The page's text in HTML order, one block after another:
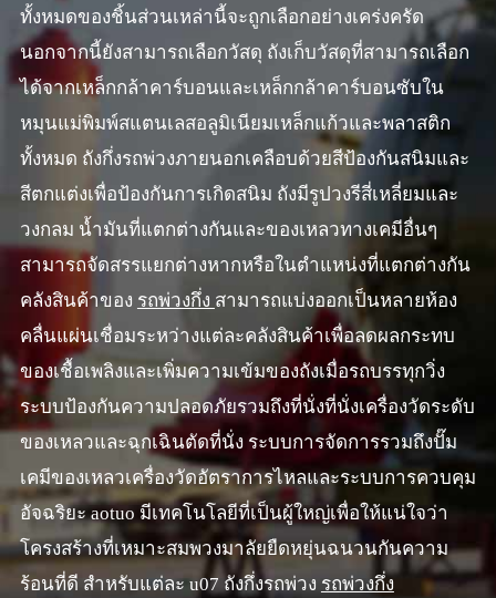
ทั้งหมดของชิ้นส่วนเหล่านี้จะถูกเลือกอย่างเคร่งครัด
นอกจากนี้ยังสามารถเลือกวัสดุ ถังเก็บวัสดุที่สามารถเลือก
ได้จากเหล็กกล้าคาร์บอนและเหล็กกล้าคาร์บอนซับใน
หมุนแม่พิมพ์สแตนเลสอลูมิเนียมเหล็กแก้วและพลาสติก
ทั้งหมด ถังกึ่งรถพ่วงภายนอกเคลือบด้วยสีป้องกันสนิมและ
สีตกแต่งเพื่อป้องกันการเกิดสนิม ถังมีรูปวงรีสี่เหลี่ยมและ
วงกลม น้ำมันที่แตกต่างกันและของเหลวทางเคมีอื่นๆ
สามารถจัดสรรแยกต่างหากหรือในตำแหน่งที่แตกต่างกัน
คลังสินค้าของ รถพ่วงกึ่ง สามารถแบ่งออกเป็นหลายห้อง
คลื่นแผ่นเชื่อมระหว่างแต่ละคลังสินค้าเพื่อลดผลกระทบ
ของเชื้อเพลิงและเพิ่มความเข้มของถังเมื่อรถบรรทุกวิ่ง
ระบบป้องกันความปลอดภัยรวมถึงที่นั่งที่นั่งเครื่องวัดระดับ
ของเหลวและฉุกเฉินตัดที่นั่ง ระบบการจัดการรวมถึงปั๊ม
เคมีของเหลวเครื่องวัดอัตราการไหลและระบบการควบคุม
อัจฉริยะ aotuo มีเทคโนโลยีที่เป็นผู้ใหญ่เพื่อให้แน่ใจว่า
โครงสร้างที่เหมาะสมพวงมาลัยยืดหยุ่นฉนวนกันความ
ร้อนที่ดี สำหรับแต่ละ u07 ถังกึ่งรถพ่วง รถพ่วงกึ่ง